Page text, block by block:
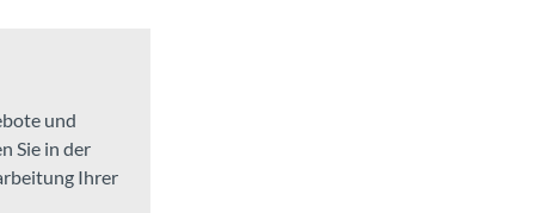
und
Sie in der
Ihrer